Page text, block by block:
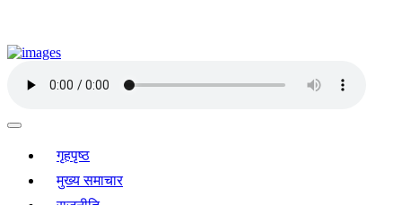
गृहपृष्ठ
मुख्य समाचार